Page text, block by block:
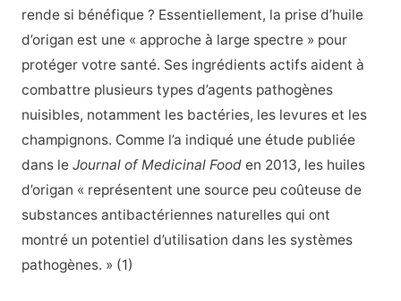
rende si bénéfique ? Essentiellement, la prise d’huile
d’origan est une « approche à large spectre » pour
protéger votre santé. Ses ingrédients actifs aident à
combattre plusieurs types d’agents pathogènes
nuisibles, notamment les bactéries, les levures et les
champignons. Comme l’a indiqué une étude publiée
dans le Journal of Medicinal Fooden 2013, les huiles
d’origan « représentent une source peu coûteuse de
substances antibactériennes naturelles qui ont
montré un potentiel d’utilisation dans les systèmes
pathogènes. » (1)